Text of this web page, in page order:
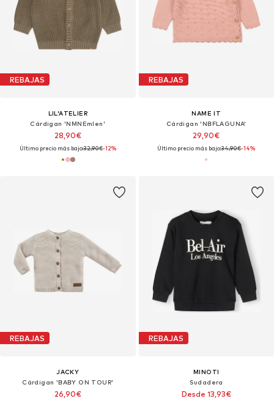
REBAJAS
LIL'ATELIER
Cárdigan 'NMNEmlen'
28,90€
Último precio más bajo:32,90€-12%
REBAJAS
NAME IT
Cárdigan 'NBFLAGUNA'
29,90€
Último precio más bajo:34,90€-14%
REBAJAS
JACKY
Cárdigan 'BABY ON TOUR'
26,90€
REBAJAS
MINOTI
Sudadera
Desde 13,93€